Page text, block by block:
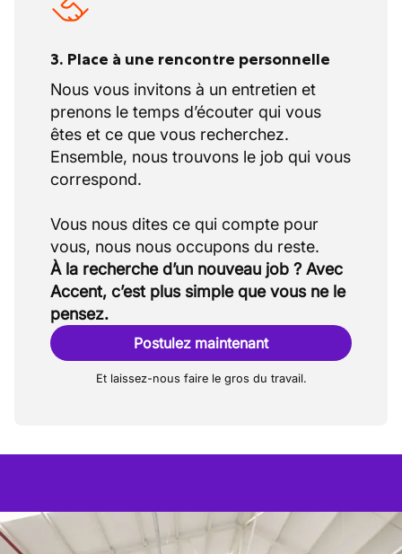
indirectement à des projets d’envergure
intelligentes, réseaux bas carbone,
infrastructures énergétiques). Elle conserve
toutefois son ancrage local fort,
principalement en Wallonie et au
Luxembourg.
3. Place à une rencontre personnelle
Nous vous invitons à un entretien et
prenons le temps d’écouter qui vous
êtes et ce que vous recherchez.
Ensemble, nous trouvons le job qui vous
correspond.
Vous nous dites ce qui compte pour
À la recherche d’un nouveau job ? Avec
Accent, c’est plus simple que vous ne le
pensez.
Postulez maintenant
Et laissez-nous faire le gros du travail.